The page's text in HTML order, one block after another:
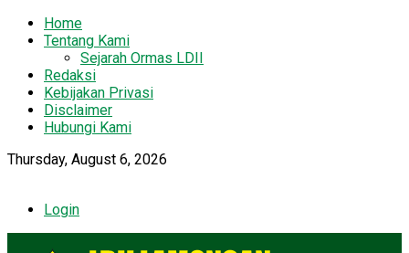
Home
Tentang Kami
Sejarah Ormas LDII
Redaksi
Kebijakan Privasi
Disclaimer
Hubungi Kami
Thursday, August 6, 2026
Login